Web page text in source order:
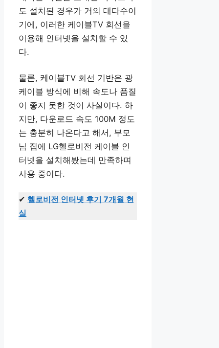
도 설치된 경우가 거의 대다수이
기에, 이러한 케이블TV 회선을
이용해 인터넷을 설치할 수 있
다.
물론, 케이블TV 회선 기반은 광
케이블 방식에 비해 속도나 품질
이 좋지 못한 것이 사실이다. 하
지만, 다운로드 속도 100M 정도
는 충분히 나온다고 해서, 부모
님 집에 LG헬로비전 케이블 인
터넷을 설치해봤는데 만족하며
사용 중이다.
✔ 헬로비전 인터넷 후기 7개월 현
실